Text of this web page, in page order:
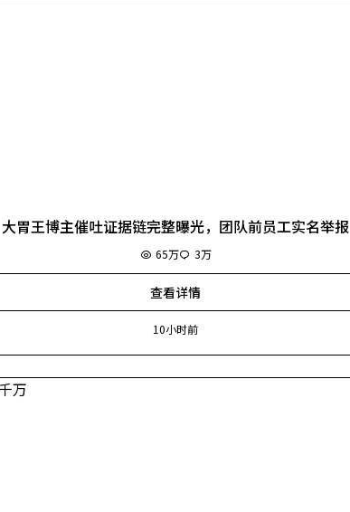
大胃王博主催吐证据链完整曝光，团队前员工实名举报
65万 3万
查看详情
10小时前